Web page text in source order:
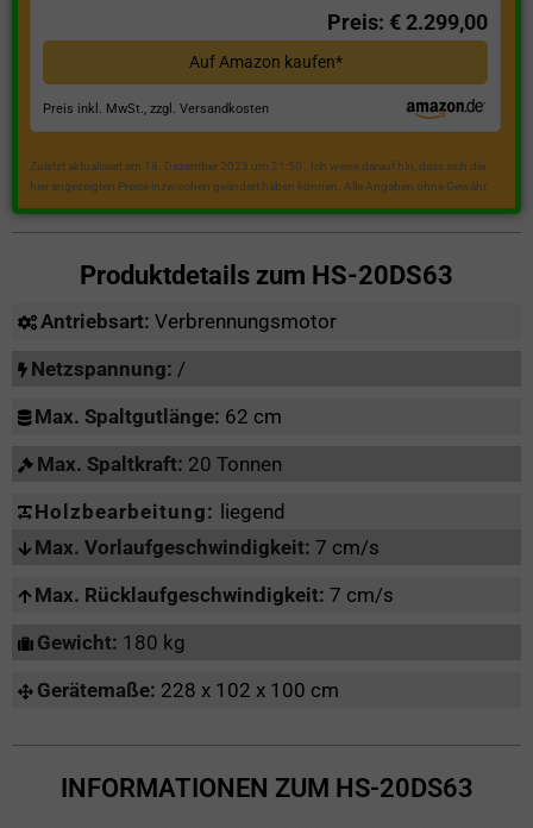
Preis: € 2.299,00
Auf Amazon kaufen*
Preis inkl. MwSt., zzgl. Versandkosten
Zuletzt aktualisiert am 18. Dezember 2023 um 21:50 . Ich weise darauf hin, dass sich die
hier angezeigten Preise inzwischen geändert haben können. Alle Angaben ohne Gewähr.
Produktdetails zum HS-20DS63
Antriebsart: Verbrennungsmotor
Netzspannung: /
Max. Spaltgutlänge: 62 cm
Max. Spaltkraft: 20 Tonnen
Holzbearbeitung: liegend
Max. Vorlaufgeschwindigkeit: 7 cm/s
Max. Rücklaufgeschwindigkeit: 7 cm/s
Gewicht: 180 kg
Gerätemaße: 228 x 102 x 100 cm
INFORMATIONEN ZUM HS-20DS63